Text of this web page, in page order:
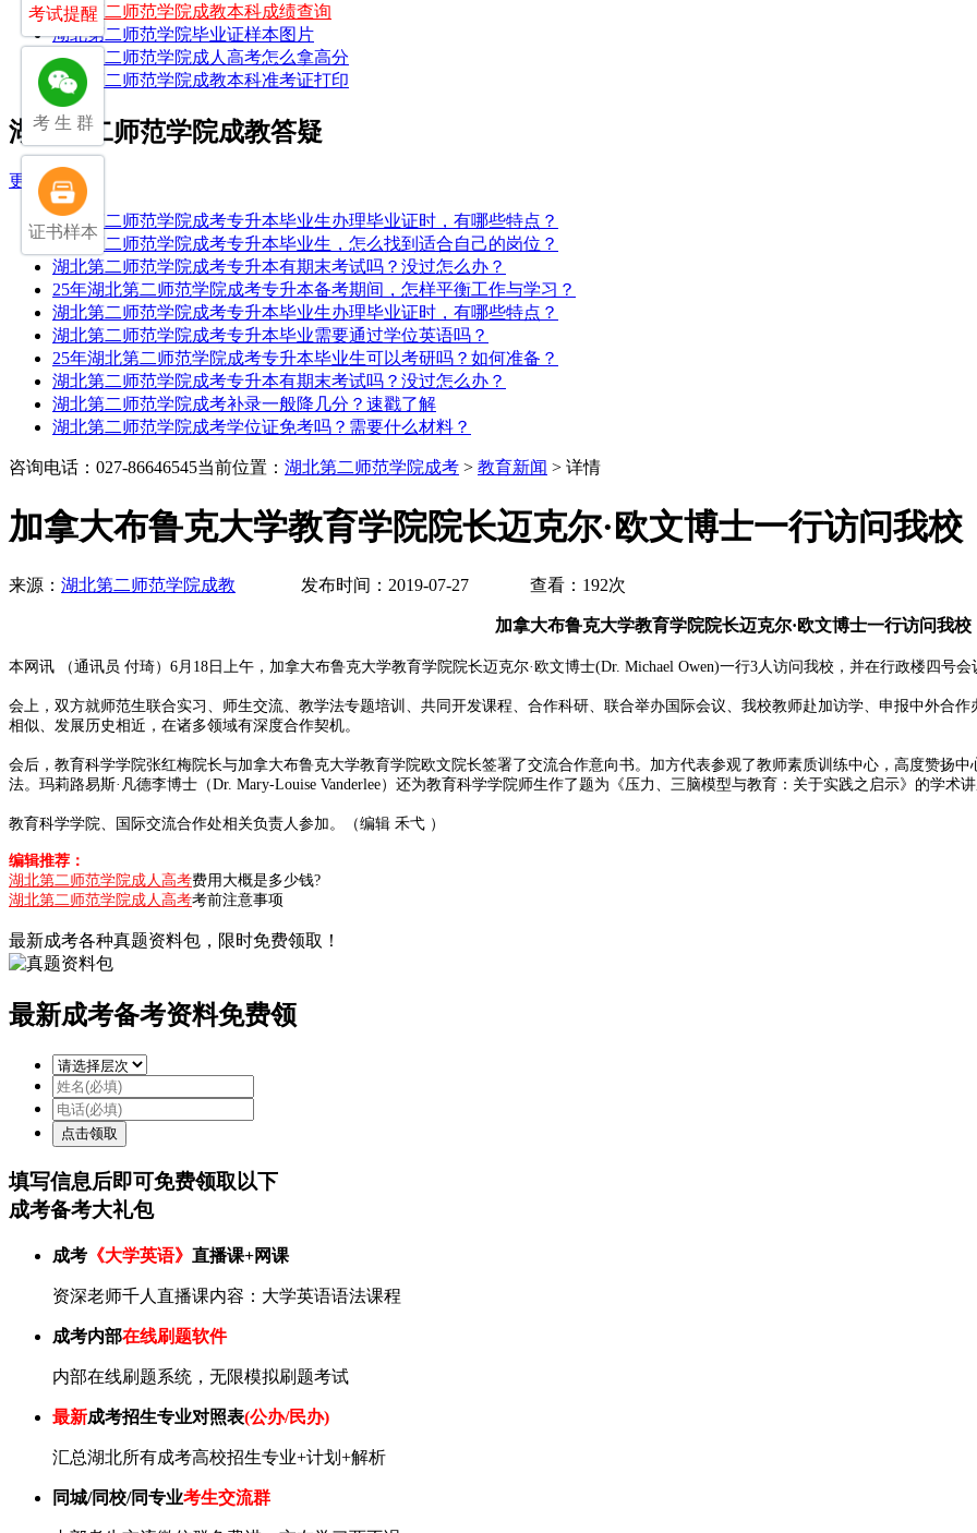
湖北第二师范学院成教本科成绩查询
湖北第二师范学院毕业证样本图片
湖北第二师范学院成人高考怎么拿高分
湖北第二师范学院成教本科准考证打印
湖北第二师范学院成教答疑
更多
湖北第二师范学院成考专升本毕业生办理毕业证时，有哪些特点？
湖北第二师范学院成考专升本毕业生，怎么找到适合自己的岗位？
湖北第二师范学院成考专升本有期末考试吗？没过怎么办？
25年湖北第二师范学院成考专升本备考期间，怎样平衡工作与学习？
湖北第二师范学院成考专升本毕业生办理毕业证时，有哪些特点？
湖北第二师范学院成考专升本毕业需要通过学位英语吗？
25年湖北第二师范学院成考专升本毕业生可以考研吗？如何准备？
湖北第二师范学院成考专升本有期末考试吗？没过怎么办？
湖北第二师范学院成考补录一般降几分？速戳了解
湖北第二师范学院成考学位证免考吗？需要什么材料？
咨询电话：027-86646545当前位置： 湖北第二师范学院成考 > 教育新闻 > 详情
加拿大布鲁克大学教育学院院长迈克尔·欧文博士一行访问我校
来源： 湖北第二师范学院成教 发布时间：2019-07-27 查看：192次
加拿大布鲁克大学教育学院院长迈克尔·欧文博士一行访问我校
本网讯 （通讯员 付琦）6月18日上午，加拿大布鲁克大学教育学院院长迈克尔·欧文博士(Dr. Michael Owen)一行3人访问我校，并在行政楼四号
会上，双方就师范生联合实习、师生交流、教学法专题培训、共同开发课程、合作科研、联合举办国际会议、我校教师赴加访学、申报中外合
相似、发展历史相近，在诸多领域有深度合作契机。
会后，教育科学学院张红梅院长与加拿大布鲁克大学教育学院欧文院长签署了交流合作意向书。加方代表参观了教师素质训练中心，高度赞扬
法。玛莉路易斯·凡德李博士（Dr. Mary-Louise Vanderlee）还为教育科学学院师生作了题为《压力、三脑模型与教育：关于实践之启示》的学术
教育科学学院、国际交流合作处相关负责人参加。（编辑 禾弋 ）
编辑推荐：
湖北第二师范学院成人高考费用大概是多少钱?
湖北第二师范学院成人高考考前注意事项
最新成考各种真题资料包，限时免费领取！
最新成考备考资料免费领
填写信息后即可免费领取以下
成考备考大礼包
成考 《大学英语》 直播课+网课
资深老师千人直播课内容：大学英语语法课程
成考内部在线刷题软件
内部在线刷题系统，无限模拟刷题考试
最新成考招生专业对照表(公办/民办)
汇总湖北所有成考高校招生专业+计划+解析
同城/同校/同专业考生交流群
考试提醒
考 生 群
证书样本